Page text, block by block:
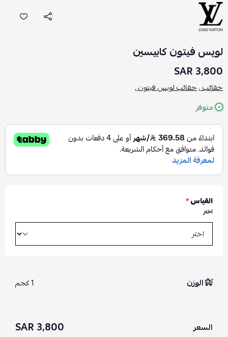
لويس فيتون كابيسين
3,800 SAR
حقائب ,حقائب لويس فيتون ,
متوفر
القياس*
اختر
الوزن 1 كجم
السعر 3,800 SAR